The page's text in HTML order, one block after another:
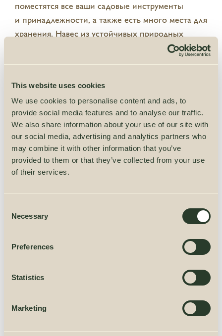
This website uses cookies
We use cookies to personalise content and ads, to
provide social media features and to analyse our traffic.
We also share information about your use of our site with
our social media, advertising and analytics partners who
may combine it with other information that you’ve
provided to them or that they’ve collected from your use
of their services.
Selection
Necessary
Preferences
Statistics
Marketing
поместятся все ваши садовые инструменты
и принадлежности, а также есть много места для
хранения. Навес из устойчивых природных
материалов представляет собой прочную
панельную конструкцию, которая быстро и легко
обеспечивают удобный доступ к крупным
хранящимся предметам, а замок –
дополнительную защиту. Водонепроницаемая
кровельная панель и износостойкий рубероид
эффективно защитят ваши вещи от дождя
и снега. Внутри находятся два блока полок
и шесть дверных крючков для упорядочивания
универсальность. Навес для хранения,
изготовленный из медленно растущей цельной
древесины, готов надежно служить вам многие
годы. Для большей долговечности мы советуем
консервантом для древесины.
COLOR